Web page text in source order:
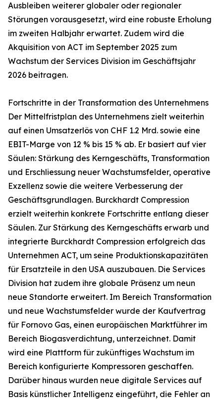
Ausbleiben weiterer globaler oder regionaler
Störungen vorausgesetzt, wird eine robuste Erholung
im zweiten Halbjahr erwartet. Zudem wird die
Akquisition von ACT im September 2025 zum
Wachstum der Services Division im Geschäftsjahr
2026 beitragen.
Fortschritte in der Transformation des Unternehmens
Der Mittelfristplan des Unternehmens zielt weiterhin
auf einen Umsatzerlös von CHF 1.2 Mrd. sowie eine
EBIT-Marge von 12 % bis 15 % ab. Er basiert auf vier
Säulen: Stärkung des Kerngeschäfts, Transformation
und Erschliessung neuer Wachstumsfelder, operative
Exzellenz sowie die weitere Verbesserung der
Geschäftsgrundlagen. Burckhardt Compression
erzielt weiterhin konkrete Fortschritte entlang dieser
Säulen. Zur Stärkung des Kerngeschäfts erwarb und
integrierte Burckhardt Compression erfolgreich das
Unternehmen ACT, um seine Produktionskapazitäten
für Ersatzteile in den USA auszubauen. Die Services
Division hat zudem ihre globale Präsenz um neun
neue Standorte erweitert. Im Bereich Transformation
und neue Wachstumsfelder wurde der Kaufvertrag
für Fornovo Gas, einen europäischen Marktführer im
Bereich Biogasverdichtung, unterzeichnet. Damit
wird eine Plattform für zukünftiges Wachstum im
Bereich konfigurierte Kompressoren geschaffen.
Darüber hinaus wurden neue digitale Services auf
Basis künstlicher Intelligenz eingeführt, die Fehler an